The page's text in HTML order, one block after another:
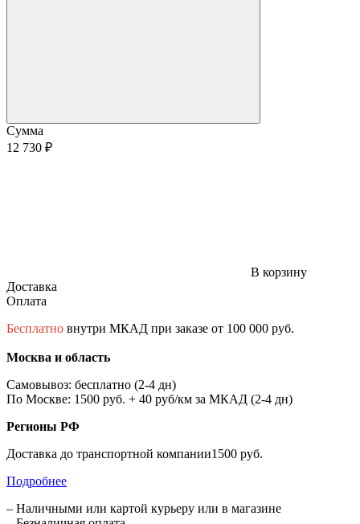
Сумма
12 730 ₽
В корзину
Доставка
Оплата
Бесплатно внутри МКАД при заказе от 100 000 руб.
Москва и область
Самовывоз: бесплатно (2-4 дн)
По Москве: 1500 руб. + 40 руб/км за МКАД (2-4 дн)
Регионы РФ
Доставка до транспортной компании1500 руб.
Подробнее
– Наличными или картой курьеру или в магазине